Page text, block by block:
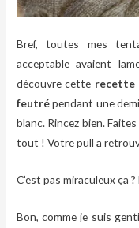
Bref, toutes mes
acceptable avaient
découvre cette recette
feutrépendant une
blanc. Rincez bien.
tout ! Votre pull a
C’est pas miraculeux ça
Bon, comme je suis